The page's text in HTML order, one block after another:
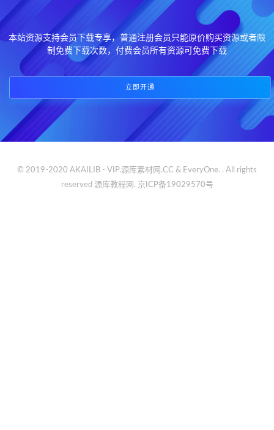
本站资源支持会员下载专享，普通注册会员只能原价购买资源或者限
制免费下载次数，付费会员所有资源可免费下载
立即开通
© 2019-2020 AKAILIB - VIP.源库素材网.CC & EveryOne. . All rights
reserved 源库教程网. 京ICP备19029570号